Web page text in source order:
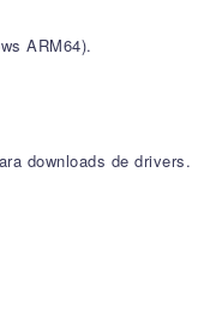
ARM64).
downloads de drivers.